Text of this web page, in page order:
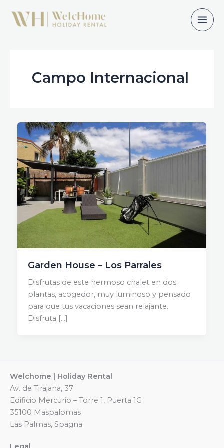
contenido
Campo Internacional
Garden House – Los Parrales
Disfrutas de este hermoso chalet en dos
plantas, acogedor, muy luminoso y pensado
para que tus vacaciones sean relajante.
Disfruta […]
Welchome | Holiday Rental
Av. de Tirajana, 37
Edificio Mercurio – Torre 1, Puerta 1G
35100 Maspalomas
Las Palmas, Spagna